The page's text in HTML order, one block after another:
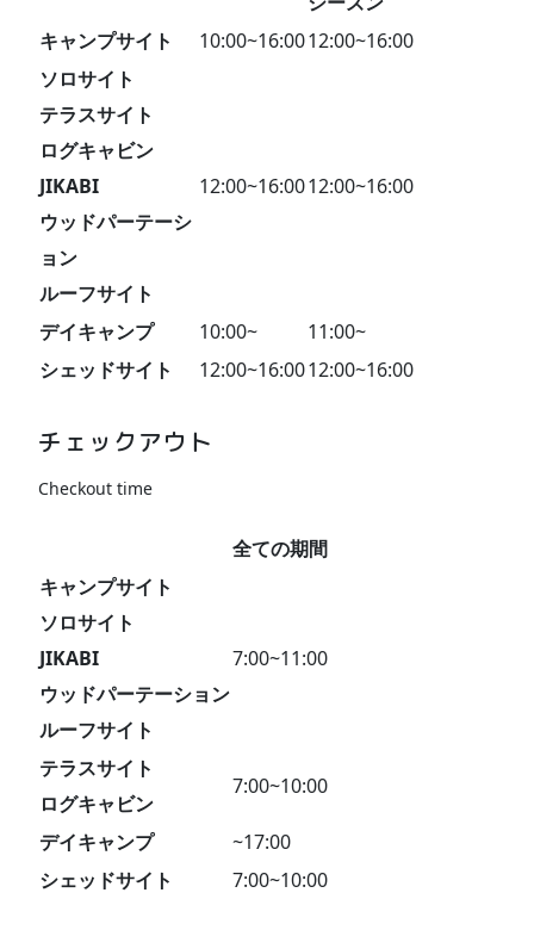
キャンプサイト
10:00~16:0012:00~16:00
ソロサイト
テラスサイト
ログキャビン
JIKABI
ウッドパーテーシ
ョン
ルーフサイト
12:00~16:0012:00~16:00
デイキャンプ 10:00~
11:00~
シェッドサイト
12:00~16:0012:00~16:00
チェックアウト
Checkout time
全ての期間
キャンプサイト
ソロサイト
JIKABI
ウッドパーテーション
ルーフサイト
7:00~11:00
テラスサイト
ログキャビン
7:00~10:00
デイキャンプ
~17:00
シェッドサイト
7:00~10:00